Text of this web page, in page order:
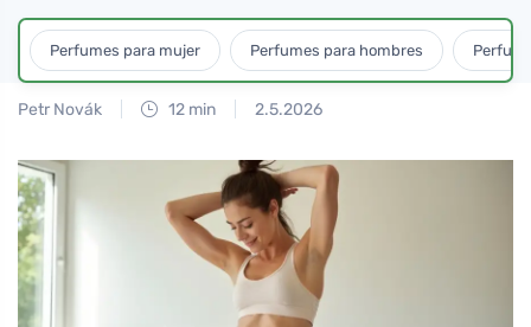
Perfumes para mujer Perfumes para hombres
Petr Novák 12 min 2.5.2026